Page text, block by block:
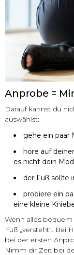
Anprobe =
Darauf kannst du
auswählst:
gehe ein paar
höre auf
es nicht dein
der Fuß sollte
probiere ein
eine kleine
Wenn alles
Fuß „versteht“. Bei
bei der ersten
Nimm dir Zeit bei